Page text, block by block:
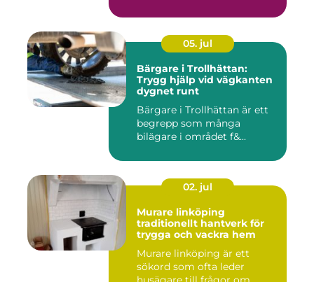
05. jul
Bärgare i Trollhättan:
Trygg hjälp vid vägkanten
dygnet runt
Bärgare i Trollhättan är ett
begrepp som många
bilägare i området f&...
02. jul
Murare linköping
traditionellt hantverk för
trygga och vackra hem
Murare linköping är ett
sökord som ofta leder